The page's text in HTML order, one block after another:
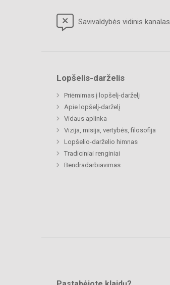
Savivaldybės vidinis kanalas
Lopšelis-darželis
Priėmimas į lopšelį-darželį
Apie lopšelį-darželį
Vidaus aplinka
Vizija, misija, vertybės, filosofija
Lopšelio-darželio himnas
Tradiciniai renginiai
Bendradarbiavimas